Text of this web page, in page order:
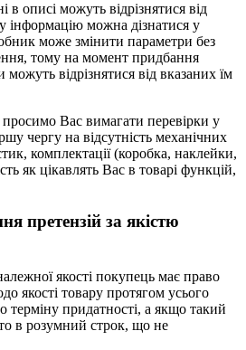
в описі можуть відрізнятися від
інформацію можна дізнатися у
може змінити параметри без
тому на момент придбання
відрізнятися від вказаних їм
Вас вимагати перевірки у
чергу на відсутність механічних
комплектації (коробка, наклейки,
як цікавлять Вас в товарі функцій,
претензій за якістю
якості покупець має право
якості товару протягом усього
терміну придатності, а якщо такий
в розумний строк, що не